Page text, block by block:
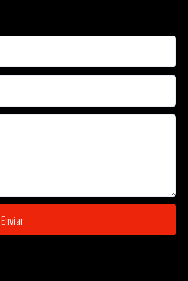
Enviar